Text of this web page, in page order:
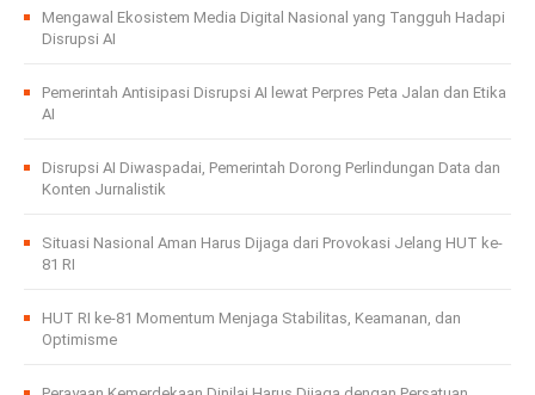
Mengawal Ekosistem Media Digital Nasional yang Tangguh Hadapi
Disrupsi AI
Pemerintah Antisipasi Disrupsi AI lewat Perpres Peta Jalan dan Etika
AI
Disrupsi AI Diwaspadai, Pemerintah Dorong Perlindungan Data dan
Konten Jurnalistik
Situasi Nasional Aman Harus Dijaga dari Provokasi Jelang HUT ke-
81 RI
HUT RI ke-81 Momentum Menjaga Stabilitas, Keamanan, dan
Optimisme